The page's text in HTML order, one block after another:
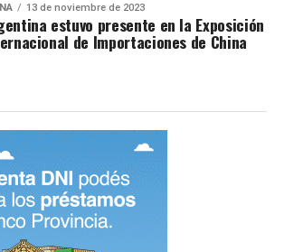
13 de noviembre de 2023
estuvo presente en la Exposición
de Importaciones de China